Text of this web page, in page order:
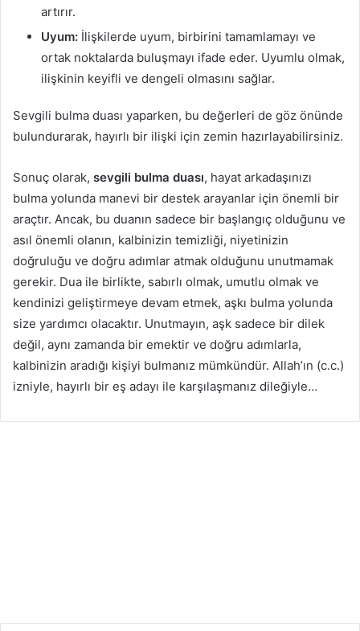
artırır.
Uyum: İlişkilerde uyum, birbirini tamamlamayı ve
ortak noktalarda buluşmayı ifade eder. Uyumlu olmak,
ilişkinin keyifli ve dengeli olmasını sağlar.
Sevgili bulma duası yaparken, bu değerleri de göz önünde
bulundurarak, hayırlı bir ilişki için zemin hazırlayabilirsiniz.
Sonuç olarak, sevgili bulma duası, hayat arkadaşınızı
bulma yolunda manevi bir destek arayanlar için önemli bir
araçtır. Ancak, bu duanın sadece bir başlangıç olduğunu ve
asıl önemli olanın, kalbinizin temizliği, niyetinizin
doğruluğu ve doğru adımlar atmak olduğunu unutmamak
gerekir. Dua ile birlikte, sabırlı olmak, umutlu olmak ve
kendinizi geliştirmeye devam etmek, aşkı bulma yolunda
size yardımcı olacaktır. Unutmayın, aşk sadece bir dilek
değil, aynı zamanda bir emektir ve doğru adımlarla,
kalbinizin aradığı kişiyi bulmanız mümkündür. Allah’ın (c.c.)
izniyle, hayırlı bir eş adayı ile karşılaşmanız dileğiyle…
Blog
Şubat
2026
a
p
p
n
a
r
k
a
d
a
ş
l
k
e